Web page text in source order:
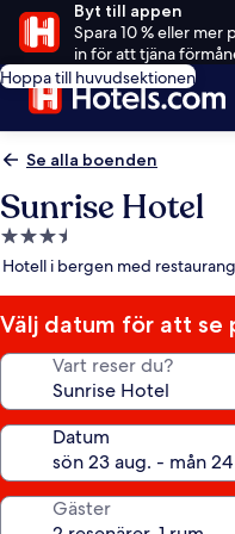
Byt till appen
Spara 10 % eller
in för att tjäna
Hoppa till huvudsektionen
Se alla boenden
Sunrise Hotel
3.5-
stjärnigt
Hotell i bergen med
Välj datum för att se
Vart reser du?
Datum
Gäster